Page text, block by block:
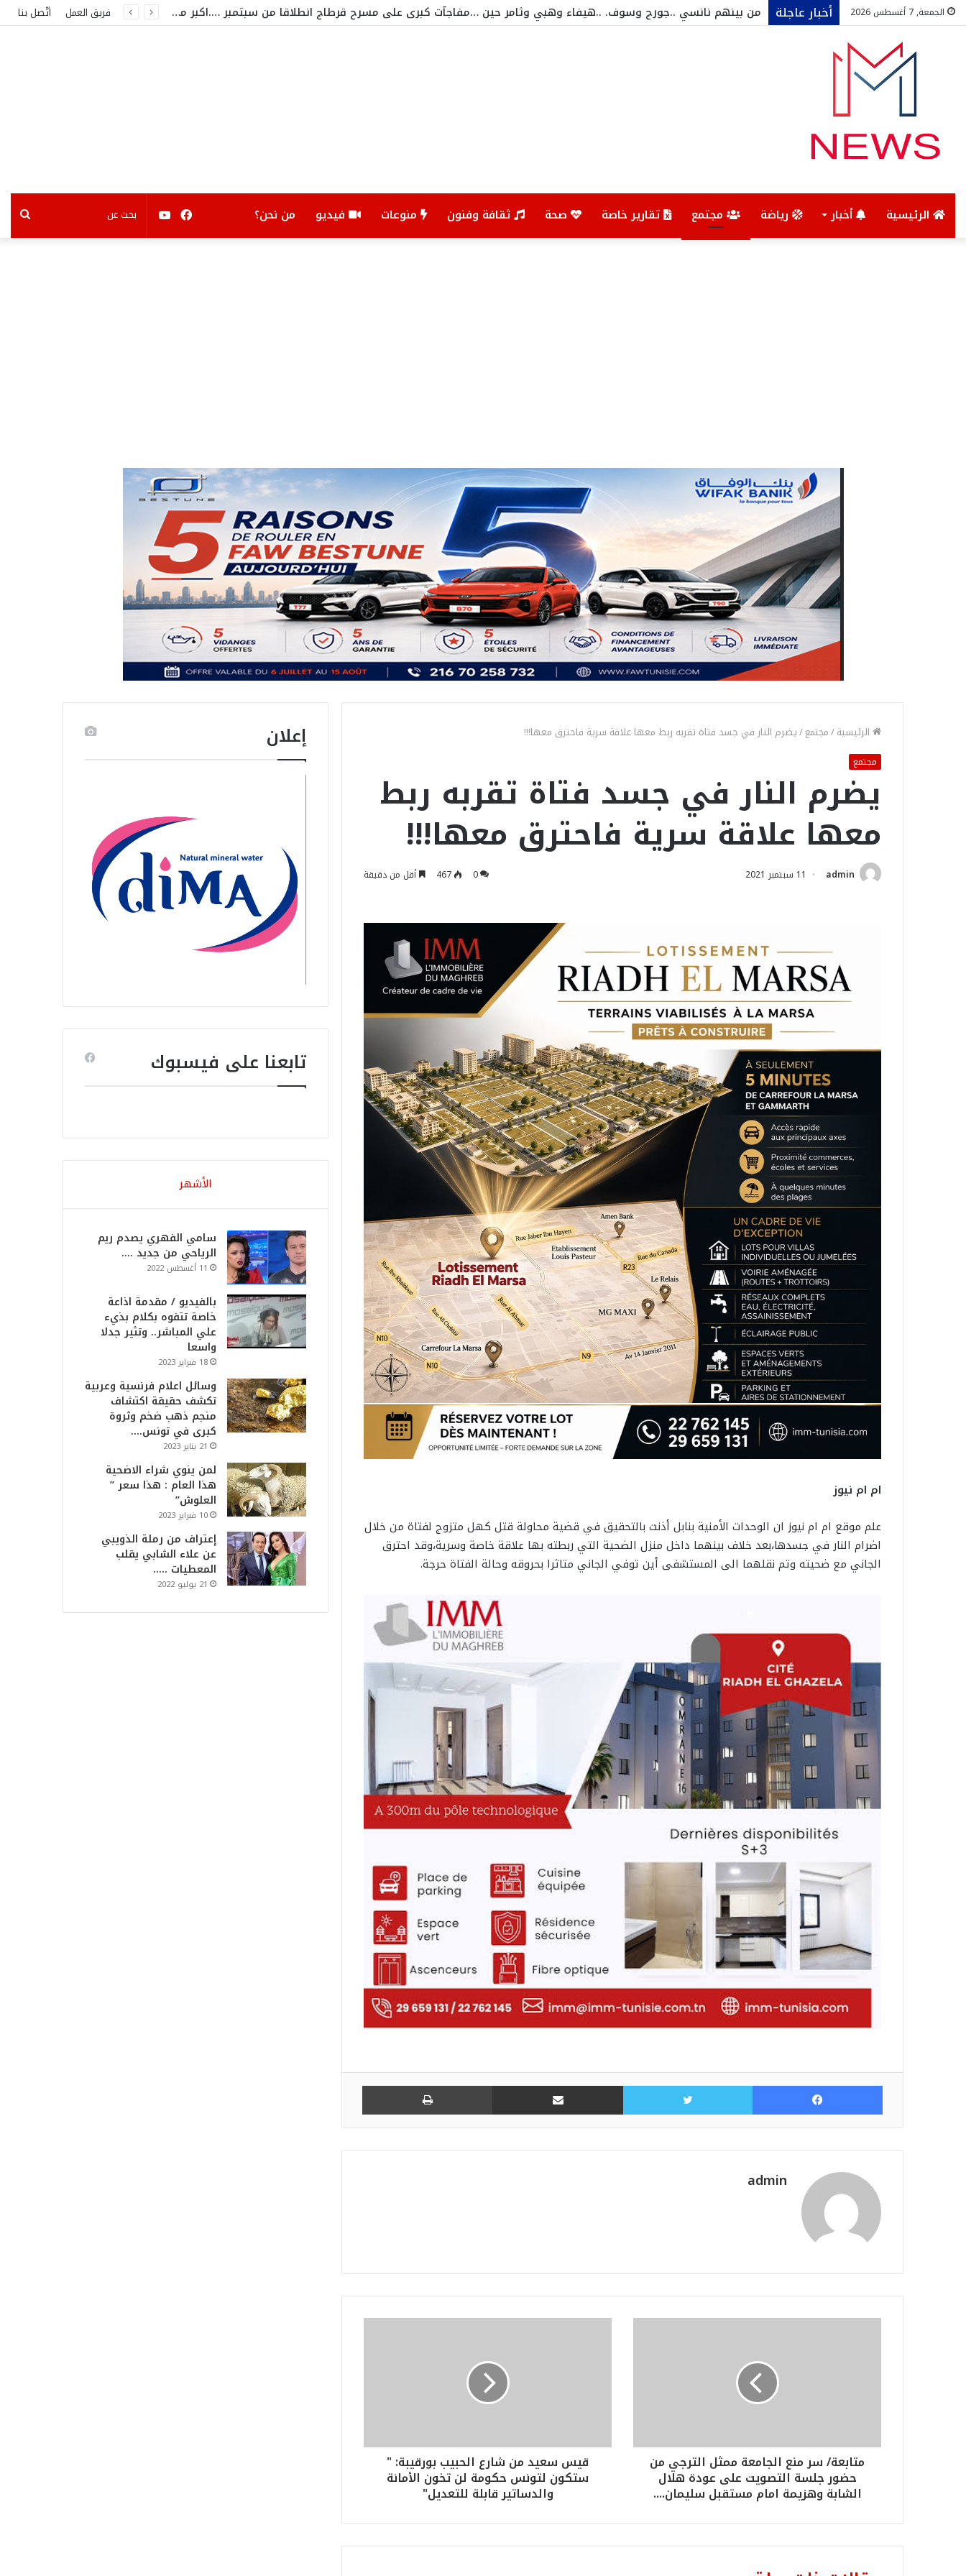
الجمعة, 7 أغسطس 2026 أخبار عاجلة من بينهم نانسي ..جورج وسوف. ..هيفاء وهبي وثامر حين …مفاجآت كبرى على مسرح قرطاج انطلاقا من سبتمبر ….اكبر مشاهير الفن العربي في تونس فريق العمل اتّصل بنا
الرئيسية أخبار رياضة مجتمع تقارير خاصة صحة ثقافة وفنون منوعات فيديو من نحن؟ بحث يوتيوبفيسبوك
الرئيسية/مجتمع/يضرم النار في جسد فتاة تقربه ربط معها علاقة سرية فاحترق معها!!!
مجتمع
يضرم النار في جسد فتاة تقربه ربط
معها علاقة سرية فاحترق معها!!!
admin 11 سبتمبر 2021 0
467 أقل من دقيقة
ام ام نيوز
علم موقع ام ام نيوز ان الوحدات الأمنية بنابل أذنت بالتحقيق في قضية محاولة قتل كهل متزوج لفتاة من خلال
اضرام النار في جسدها،بعد خلاف بينهما داخل منزل الضحية التي ربطته بها علاقة خاصة وسرية،وقد احترق
الجاني مع ضحيته وتم نقلهما الى المستشفى أين توفي الجاني متاثرا بحروقه وحالة الفتاة حرجة.
فيسبوك تويتر مشاركة عبر البريد طباعة
admin
متابعة/ سر منع الجامعة ممثل الترجي من
حضور جلسة التصويت على عودة هلال
الشابة وهزيمة امام مستقبل سليمان....
قيس سعيد من شارع الحبيب بورقيبة: "
ستكون لتونس حكومة لن تخون الأمانة
والدساتير قابلة للتعديل"
إعلان
تابعنا على فيسبوك
الأشهر
سامي الفهري يصدم ريم
الرياحي من جديد ….
11 أغسطس 2022
بالفيديو / مقدمة اذاعة
خاصة تتفوه بكلام بذيء
علي المباشر.. وتثير جدلا
واسعا
18 فبراير 2023
وسائل اعلام فرنسية وعربية
تكشف حقيقة اكتشاف
منجم ذهب ضخم وثروة
كبرى في تونس….
21 يناير 2023
لمن ينوي شراء الاضحية
هذا العام : هذا سعر ”
العلوش”
10 فبراير 2023
إعتراف من رملة الذويبي
عن علاء الشابي يقلب
المعطيات …..
21 يوليو 2022